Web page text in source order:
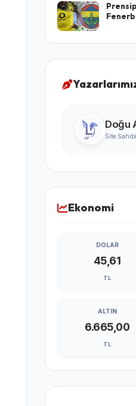
Ünlü Yazar
Ekonomi
DOLAR
45,61
TL
ALTIN
6.665,00
TL